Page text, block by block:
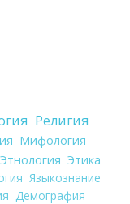
Религия
Мифология
Этнология Этика
Языкознание
Демография